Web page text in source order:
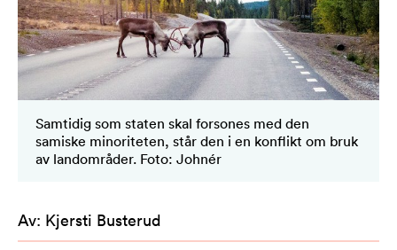
Samtidig som staten skal forsones med den
samiske minoriteten, står den i en konflikt om bruk
av landområder. Foto: Johnér
Av: Kjersti Busterud